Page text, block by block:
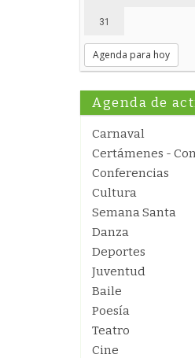
31
Agenda para hoy
Agenda de
Carnaval
Certámenes -
Conferencias
Cultura
Semana Santa
Danza
Deportes
Juventud
Baile
Poesía
Teatro
Cine